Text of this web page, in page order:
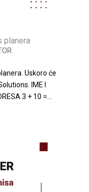
planera
Uskoro će
IME I
3 + 10 =...